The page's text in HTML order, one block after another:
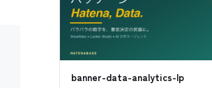
banner-data-analytics-lp